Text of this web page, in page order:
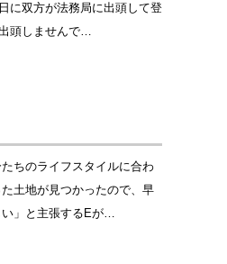
に双方が法務局に出頭して登
頭しませんで…
ちのライフスタイルに合わ
土地が見つかったので、早
い」と主張するEが…